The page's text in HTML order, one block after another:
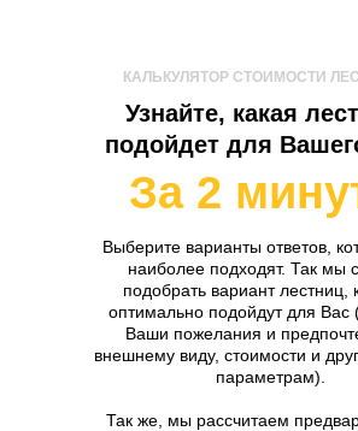
Узнайте, какая
подойдет для
За 2
Выберите варианты ответов,
наиболее подходят. Так мы
подобрать вариант лестниц,
оптимально подойдут для Вас
Ваши пожелания и
внешнему виду, стоимости и
параметрам).
Так же, мы рассчитаем
КАЛЬКУЛЯТОР СТОИМОСТИ